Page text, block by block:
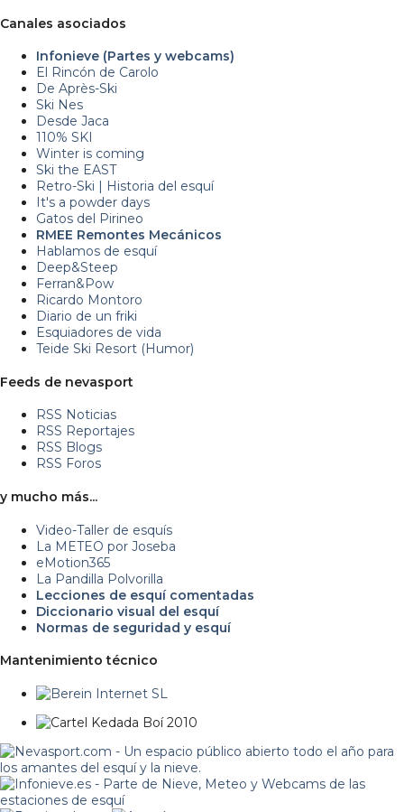
Canales asociados
Infonieve (Partes y webcams)
El Rincón de Carolo
De Après-Ski
Ski Nes
Desde Jaca
110% SKI
Winter is coming
Ski the EAST
Retro-Ski | Historia del esquí
It's a powder days
Gatos del Pirineo
RMEE Remontes Mecánicos
Hablamos de esquí
Deep&Steep
Ferran&Pow
Ricardo Montoro
Diario de un friki
Esquiadores de vida
Teide Ski Resort (Humor)
Feeds de nevasport
RSS Noticias
RSS Reportajes
RSS Blogs
RSS Foros
y mucho más...
Video-Taller de esquís
La METEO por Joseba
eMotion365
La Pandilla Polvorilla
Lecciones de esquí comentadas
Diccionario visual del esquí
Normas de seguridad y esquí
Mantenimiento técnico